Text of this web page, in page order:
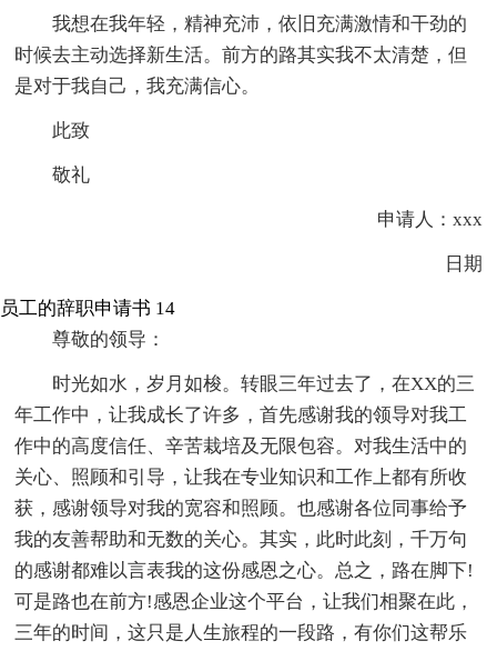
我想在我年轻，精神充沛，依旧充满激情和干劲的
时候去主动选择新生活。前方的路其实我不太清楚，但
是对于我自己，我充满信心。
此致
敬礼
申请人：xxx
日期
员工的辞职申请书 14
尊敬的领导：
时光如水，岁月如梭。转眼三年过去了，在XX的三
年工作中，让我成长了许多，首先感谢我的领导对我工
作中的高度信任、辛苦栽培及无限包容。对我生活中的
关心、照顾和引导，让我在专业知识和工作上都有所收
获，感谢领导对我的宽容和照顾。也感谢各位同事给予
我的友善帮助和无数的关心。其实，此时此刻，千万句
的感谢都难以言表我的这份感恩之心。总之，路在脚下!
可是路也在前方!感恩企业这个平台，让我们相聚在此，
三年的时间，这只是人生旅程的一段路，有你们这帮乐